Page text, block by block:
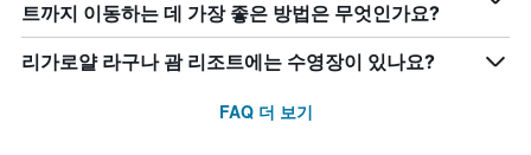
트까지 이동하는 데 가장 좋은 방법은 무엇인가요?
리가로얄 라구나 괌 리조트에는 수영장이 있나요?
FAQ 더 보기